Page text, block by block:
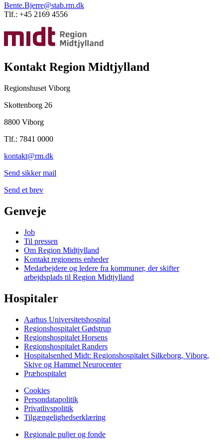
Bente.Bjerre@stab.rm.dk
Tlf.: +45 2169 4556
Kontakt Region Midtjylland
Regionshuset Viborg
Skottenborg 26
8800 Viborg
Tlf.: 7841 0000
kontakt@rm.dk
Send sikker mail
Send et brev
Genveje
Job
Til pressen
Om Region Midtjylland
Kontakt regionens enheder
Medarbejdere og ledere fra kommuner, der skifter
arbejdsplads til Region Midtjylland
Hospitaler
Aarhus Universitetshospital
Regionshospitalet Gødstrup
Regionshospitalet Horsens
Regionshospitalet Randers
Hospitalsenhed Midt: Regionshospitalet Silkeborg, Viborg,
Skive og Hammel Neurocenter
Præhospitalet
Cookies
Persondatapolitik
Privatlivspolitik
Tilgængelighedserklæring
Regionale puljer og fonde